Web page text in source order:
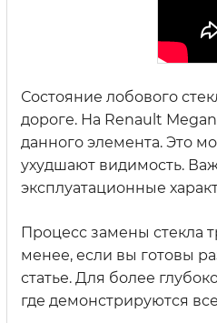
Состояние лобового
дороге. На Renault
данного элемента. Это
ухудшают видимость.
эксплуатационные
Процесс замены стекла
менее, если вы готовы
статье. Для более
где демонстрируются